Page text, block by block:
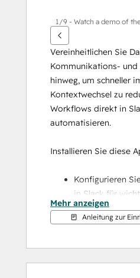
1/9 - Watch a demo of
Vereinheitlichen Sie
Kommunikations- und
hinweg, um schneller
Kontextwechsel zu
Workflows direkt in
automatisieren.
Installieren Sie diese
Konfigurieren
in Slack für
Aktivitäten,
Erinnerungen,
Breeze in Slack-
verwenden, um
Mehr anzeigen
Anleitung zur